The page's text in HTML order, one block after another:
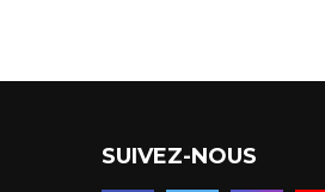
SUIVEZ-NOUS